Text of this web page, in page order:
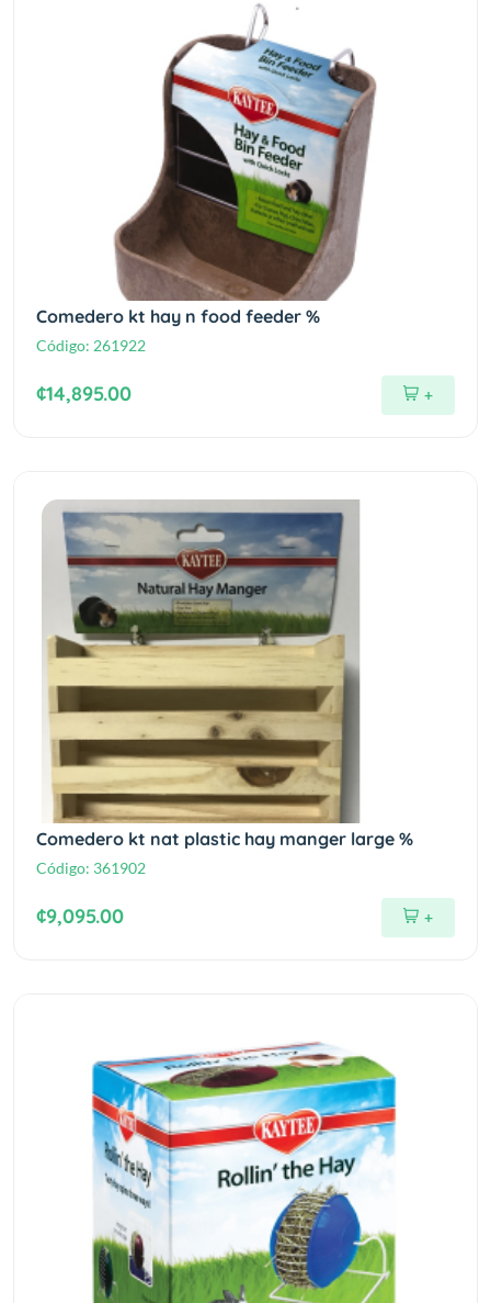
Comedero kt hay n food feeder %
Código: 261922
¢14,895.00 +
Comedero kt nat plastic hay manger large %
Código: 361902
¢9,095.00 +